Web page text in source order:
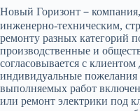
Новый Горизонт－
инженерно-техническим,
ремонту разных категорий
производственные и
согласовывается с
индивидуальные пожелания
выполняемых работ
или ремонт электрики под